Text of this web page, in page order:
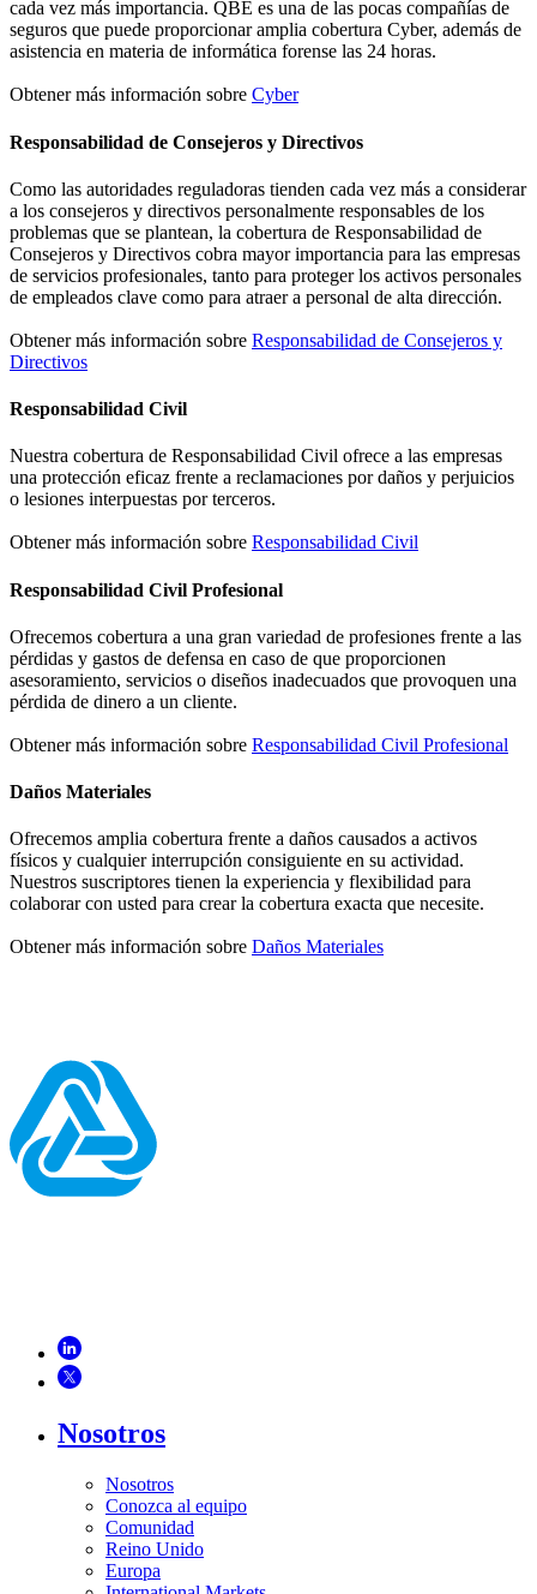
cada vez más importancia. QBE es una de las pocas compañías de
seguros que puede proporcionar amplia cobertura Cyber, además de
asistencia en materia de informática forense las 24 horas.
Obtener más información sobre Cyber
Responsabilidad de Consejeros y Directivos
Como las autoridades reguladoras tienden cada vez más a considerar
a los consejeros y directivos personalmente responsables de los
problemas que se plantean, la cobertura de Responsabilidad de
Consejeros y Directivos cobra mayor importancia para las empresas
de servicios profesionales, tanto para proteger los activos personales
de empleados clave como para atraer a personal de alta dirección.
Obtener más información sobre Responsabilidad de Consejeros y
Directivos
Responsabilidad Civil
Nuestra cobertura de Responsabilidad Civil ofrece a las empresas
una protección eficaz frente a reclamaciones por daños y perjuicios
o lesiones interpuestas por terceros.
Obtener más información sobre Responsabilidad Civil
Responsabilidad Civil Profesional
Ofrecemos cobertura a una gran variedad de profesiones frente a las
pérdidas y gastos de defensa en caso de que proporcionen
asesoramiento, servicios o diseños inadecuados que provoquen una
pérdida de dinero a un cliente.
Obtener más información sobre Responsabilidad Civil Profesional
Daños Materiales
Ofrecemos amplia cobertura frente a daños causados a activos
físicos y cualquier interrupción consiguiente en su actividad.
Nuestros suscriptores tienen la experiencia y flexibilidad para
colaborar con usted para crear la cobertura exacta que necesite.
Obtener más información sobre Daños Materiales